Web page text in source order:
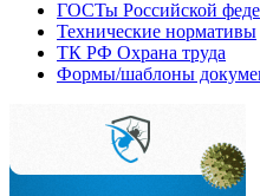
ГОСТы Российской
Технические нормативы
ТК РФ Охрана труда
Формы/шаблоны